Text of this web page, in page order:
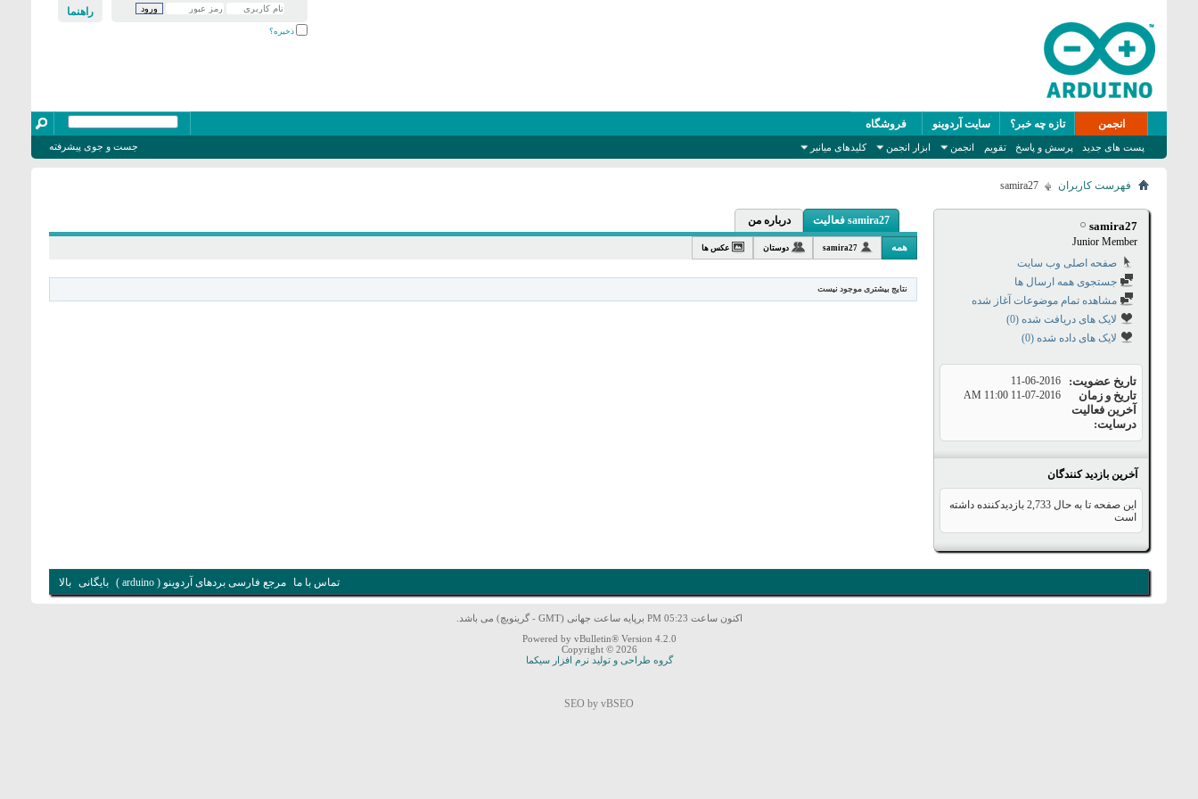
راهنما
ذخیره؟
انجمن
پست های جدید پرسش و پاسخ تقویم انجمن ابزار انجمن کلیدهای میانبر
تازه چه خبر؟ سایت آردوینو فروشگاه
جست و جوی پیشرفته
فهرست کاربران samira27
samira27
Junior Member
صفحه اصلی وب سایت
جستجوی همه ارسال ها
مشاهده تمام موضوعات آغاز شده
لایک های دریافت شده (0)
لایک های داده شده (0)
تاریخ عضویت 11-06-2016
تاریخ و زمان
آخرین فعالیت
درسایت
11-07-2016
11:00 AM
آخرین بازدید کنندگان
این صفحه تا به حال 2,733 بازدیدکننده داشته
است
samira27 فعالیت درباره من
همه samira27 دوستان عکس ها
نتایج بیشتری موجود نیست
تماس با ما مرجع فارسی بردهای آردوینو ( arduino ) بایگانی بالا
اکنون ساعت 05:23 PM برپایه ساعت جهانی (GMT - گرینویچ) می باشد.
Powered by vBulletin® Version 4.2.0
Copyright © 2026
گروه طراحی و تولید نرم افزار سیکما
SEO by vBSEO